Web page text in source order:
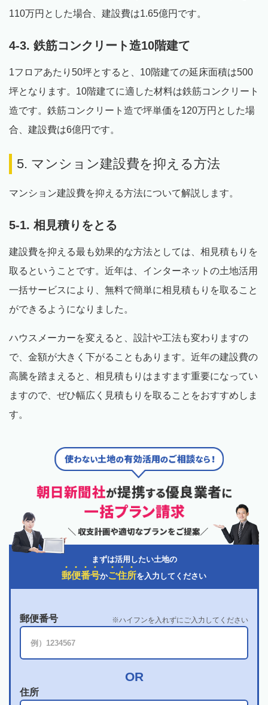
110万円とした場合、建設費は1.65億円です。
4-3. 鉄筋コンクリート造10階建て
1フロアあたり50坪とすると、10階建ての延床面積は500
坪となります。10階建てに適した材料は鉄筋コンクリート
造です。鉄筋コンクリート造で坪単価を120万円とした場
合、建設費は6億円です。
5. マンション建設費を抑える方法
マンション建設費を抑える方法について解説します。
5-1. 相見積りをとる
建設費を抑える最も効果的な方法としては、相見積もりを
取るということです。近年は、インターネットの土地活用
一括サービスにより、無料で簡単に相見積もりを取ること
ができるようになりました。
ハウスメーカーを変えると、設計や工法も変わりますの
で、金額が大きく下がることもあります。近年の建設費の
高騰を踏まえると、相見積もりはますます重要になってい
ますので、ぜひ幅広く見積もりを取ることをおすすめしま
す。
まずは活用したい土地の
郵便番号かご住所を入力してください
郵便番号 ハイフンを入れずにご入力してください
住所